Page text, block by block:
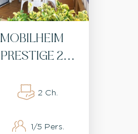
MOBILHEIM
PRESTIGE 2
2 Ch.
1/5 Pers.